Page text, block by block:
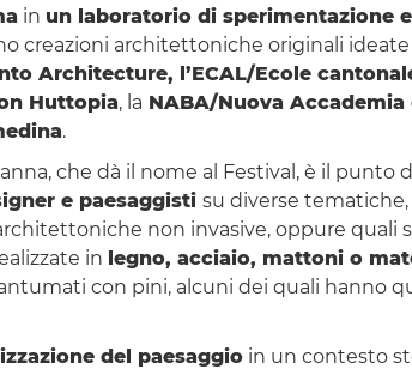
in un laboratorio di sperimentazione
creazioni architettoniche originali ideate
Architecture, l’ECAL/Ecole
Huttopia, la NABA/Nuova
.
che dà il nome al Festival, è il punto
e paesaggisti su diverse tematiche,
non invasive, oppure quali
in legno, acciaio, mattoni o
con pini, alcuni dei quali hanno
del paesaggioin un contesto